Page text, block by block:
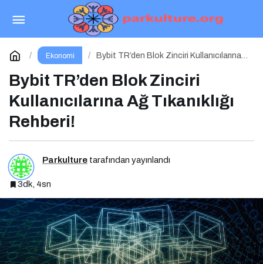
Ekonomi
Bybit TR’den Blok Zinciri Kullanıcılarına
Bybit TR’den Blok Zinciri
Kullanıcılarına Ağ Tıkanıklığı
Rehberi!
Parkulture tarafından yayınlandı
3dk, 4sn
Ege Bölgesi Narenciye Rekoltesinde Sert
Düşüş: Üretim Yüzde 34 Azaldı
Yorum Yap